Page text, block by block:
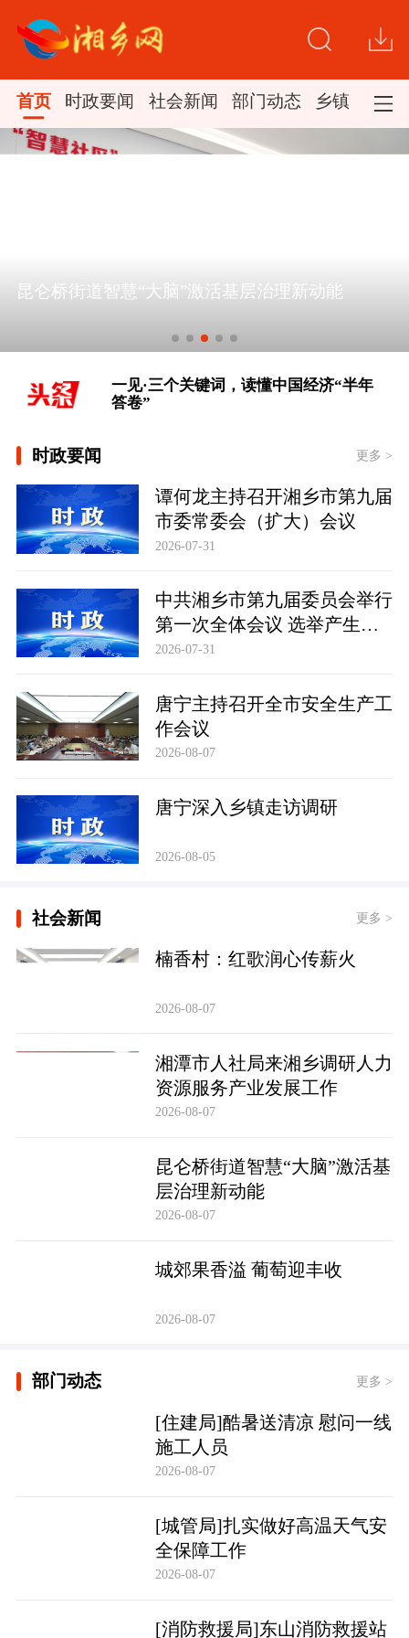
首页 时政要闻 社会新闻 部门动态 乡镇新闻
昆仑桥街道智慧“大脑”激活基层治理新动能
全身的工作”——突出重点推进健康中
一见·三个关键词，读懂中国经济“半年
答卷”
[习言道｜健康是1 其他是后面的0]
[“紧紧抓住那些惠及面广、牵一发而动
全身的工作”——突出重点推进健康中
一见·三个关键词，读懂中国经济“半年
答卷”
时政要闻 更多 >
谭何龙主持召开湘乡市第九届
市委常委会（扩大）会议
2026-07-31
中共湘乡市第九届委员会举行
第一次全体会议 选举产生新
一届市委常委班子
2026-07-31
唐宁主持召开全市安全生产工
作会议
2026-08-07
唐宁深入乡镇走访调研
2026-08-05
社会新闻 更多 >
楠香村：红歌润心传薪火
2026-08-07
湘潭市人社局来湘乡调研人力
资源服务产业发展工作
2026-08-07
昆仑桥街道智慧“大脑”激活基
层治理新动能
2026-08-07
城郊果香溢 葡萄迎丰收
2026-08-07
部门动态 更多 >
[住建局]酷暑送清凉 慰问一线
施工人员
2026-08-07
[城管局]扎实做好高温天气安
全保障工作
2026-08-07
[消防救援局]东山消防救援站